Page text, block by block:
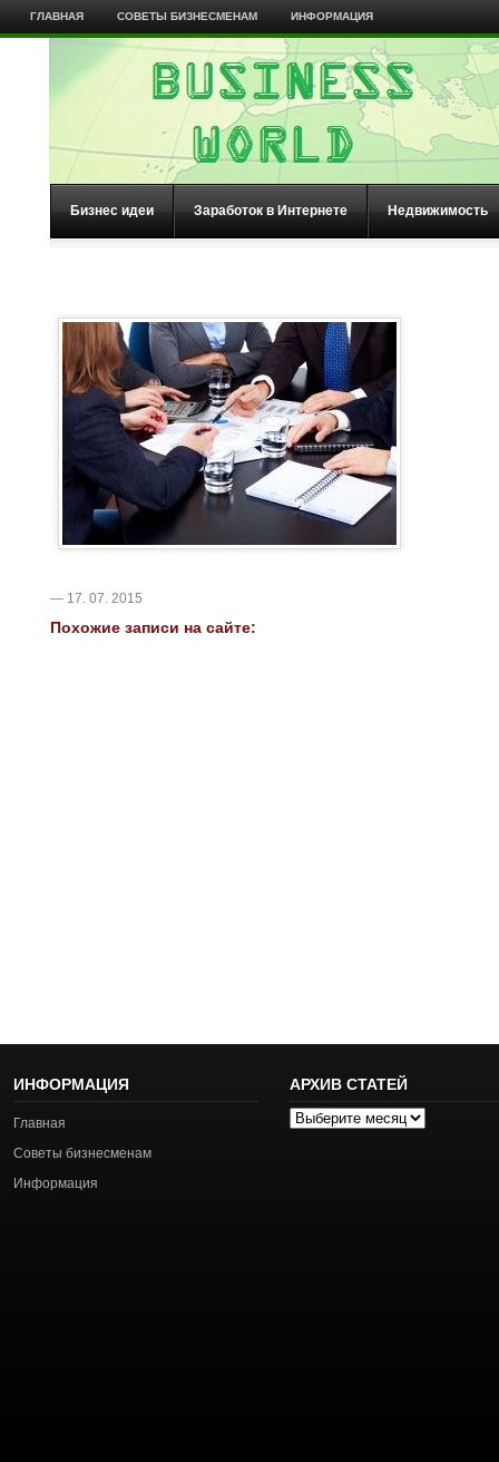
ГЛАВНАЯ СОВЕТЫ БИЗНЕСМЕНАМ ИНФОРМАЦИЯ
Бизнес идеи Заработок в Интернете Недвижимость
— 17. 07. 2015
Похожие записи на сайте:
ИНФОРМАЦИЯ
Главная
Советы бизнесменам
Информация
АРХИВ СТАТЕЙ
Архив